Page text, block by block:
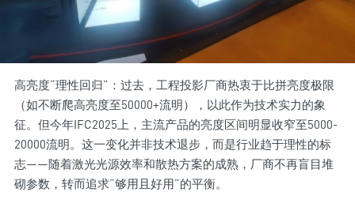
高亮度“理性回归”：过去，工程投影厂商热衷于比拼亮度极限
（如不断爬高亮度至50000+流明），以此作为技术实力的象
征。但今年IFC2025上，主流产品的亮度区间明显收窄至5000-
20000流明。这一变化并非技术退步，而是行业趋于理性的标
志——随着激光光源效率和散热方案的成熟，厂商不再盲目堆
砌参数，转而追求“够用且好用”的平衡。